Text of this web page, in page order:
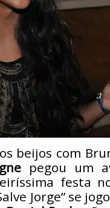
beijos com
pegou um
festa
Jorge” se